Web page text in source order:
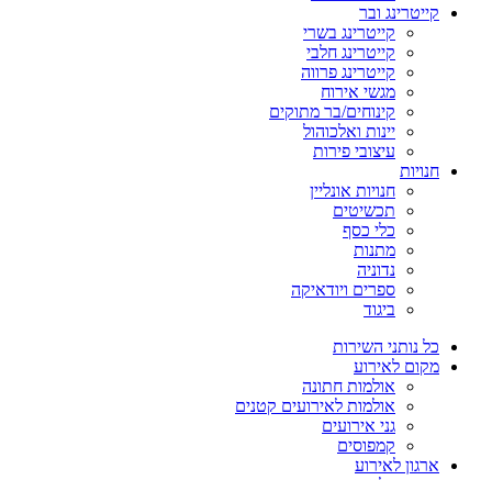
קייטרינג ובר
קייטרינג בשרי
קייטרינג חלבי
קייטרינג פרווה
מגשי אירוח
קינוחים/בר מתוקים
יינות ואלכוהול
עיצובי פירות
חנויות
חנויות אונליין
תכשיטים
כלי כסף
מתנות
נדוניה
ספרים ויודאיקה
ביגוד
כל נותני השירות
מקום לאירוע
אולמות חתונה
אולמות לאירועים קטנים
גני אירועים
קמפוסים
ארגון לאירוע